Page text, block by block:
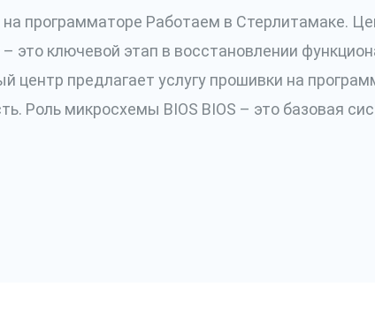
программаторе Работаем в Стерлитамаке.
это ключевой этап в восстановлении
центр предлагает услугу прошивки на
Роль микросхемы BIOS BIOS – это базовая